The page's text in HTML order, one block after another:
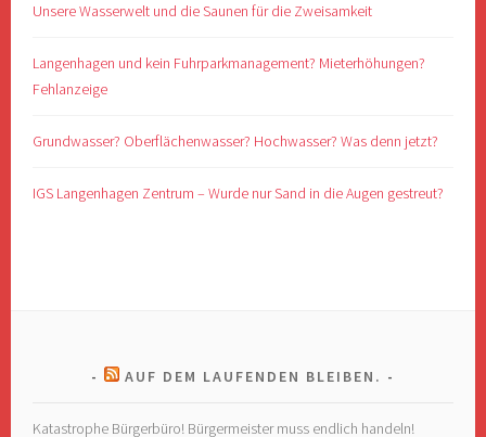
Unsere Wasserwelt und die Saunen für die Zweisamkeit
Langenhagen und kein Fuhrparkmanagement? Mieterhöhungen?
Fehlanzeige
Grundwasser? Oberflächenwasser? Hochwasser? Was denn jetzt?
IGS Langenhagen Zentrum – Wurde nur Sand in die Augen gestreut?
AUF DEM LAUFENDEN BLEIBEN.
Katastrophe Bürgerbüro! Bürgermeister muss endlich handeln!